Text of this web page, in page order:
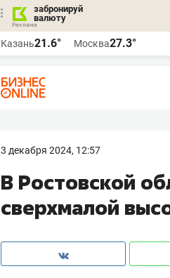
забронируй
валюту
Казань21.6° Москва27.3°
3 декабря 2024, 12:57
В Ростовской
сверхмалой